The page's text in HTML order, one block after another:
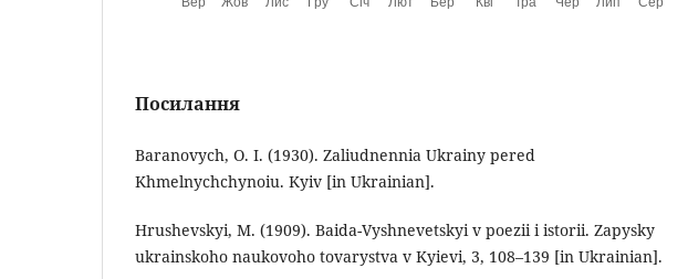
Посилання
Baranovych, O. I. (1930). Zaliudnennia Ukrainy pered
Khmelnychchynoiu. Kyiv [in Ukrainian].
Hrushevskyі, M. (1909). Baida-Vyshnevetskyі v poezii i istorii. Zapysky
ukrainskoho naukovoho tovarystva v Kyievi, 3, 108–139 [in Ukrainian].